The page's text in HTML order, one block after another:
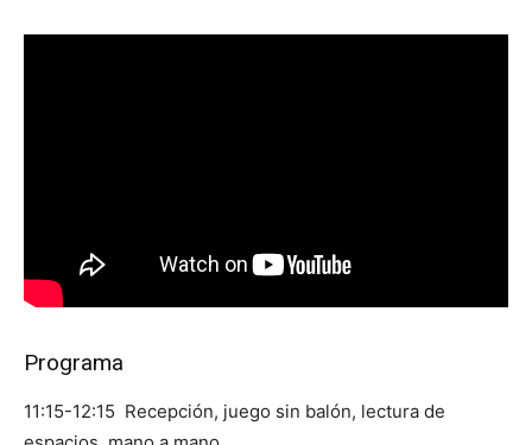
Programa
11:15-12:15 Recepción, juego sin balón, lectura de